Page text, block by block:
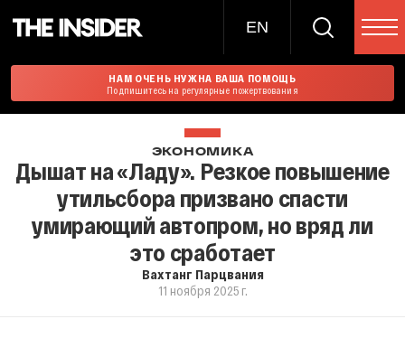
EN
НАМ ОЧЕНЬ НУЖНА ВАША ПОМОЩЬ
Подпишитесь на регулярные пожертвования
ЭКОНОМИКА
Дышат на «Ладу». Резкое повышение
утильсбора призвано спасти
умирающий автопром, но вряд ли
это сработает
Вахтанг Парцвания
11 ноября 2025 г.